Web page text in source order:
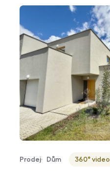
Typ nabídky
Prodej
Typ nemovitosti
Dům
Virtuální prohlídka
360° video